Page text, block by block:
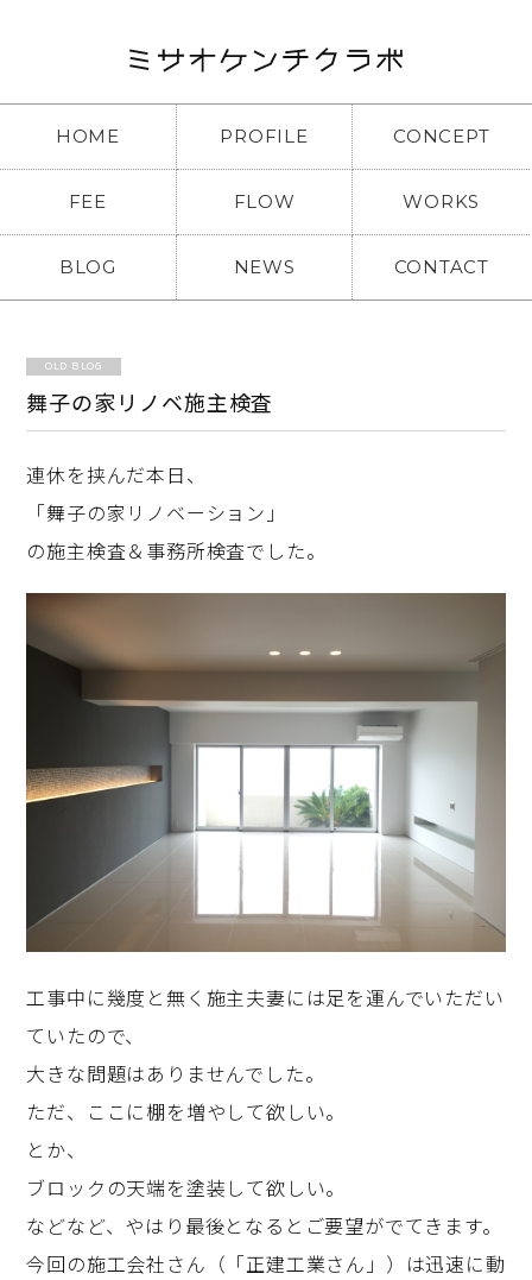
HOME PROFILE CONCEPT
FEE FLOW WORKS
BLOG NEWS CONTACT
OLD BLOG
舞子の家リノベ施主検査
連休を挟んだ本日、
「舞子の家リノベーション」
の施主検査＆事務所検査でした。
工事中に幾度と無く施主夫妻には足を運んでいただい
ていたので、
大きな問題はありませんでした。
ただ、ここに棚を増やして欲しい。
とか、
ブロックの天端を塗装して欲しい。
などなど、やはり最後となるとご要望がでてきます。
今回の施工会社さん（「正建工業さん」）は迅速に動